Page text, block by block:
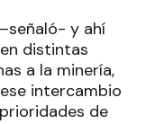
y ahí
distintas
a la minería,
intercambio
de